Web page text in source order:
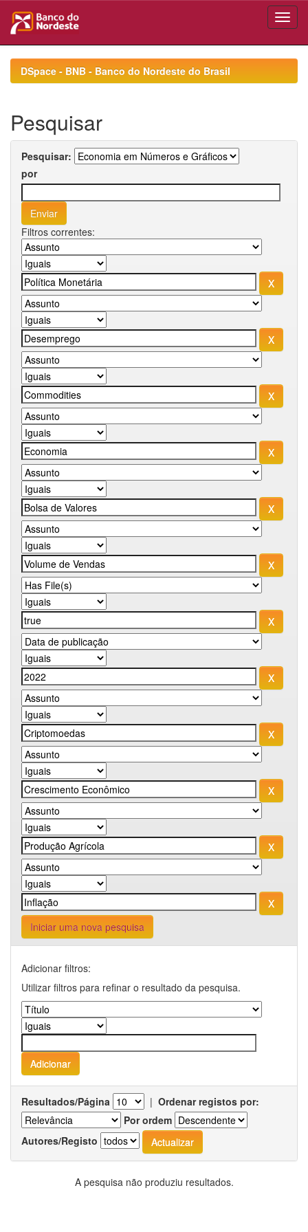
navigationDSpace - BNB - Banco do Nordeste do Brasil
Pesquisar
Pesquisar:
por
Filtros correntes:
Iniciar uma nova pesquisa
Adicionar filtros:
Utilizar filtros para refinar o resultado da pesquisa.
Resultados/Página | Ordenar registos por:
Por ordem
Autores/Registo
A pesquisa não produziu resultados.